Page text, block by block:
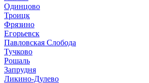
Одинцово
Троицк
Фрязино
Егорьевск
Павловская Слобода
Тучково
Рошаль
Запрудня
Ликино-Дулево